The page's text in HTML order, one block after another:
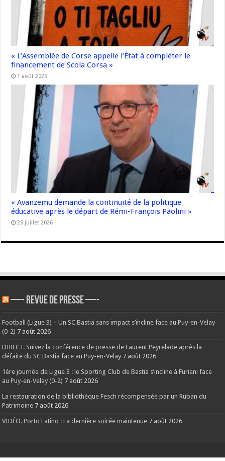
« L’Assemblée de Corse appelle l’État à compléter le
financement de Scola Corsa »
1 août 2026
« Avanzemu demande la continuité de la politique
éducative après le départ de Rémi-François Paolini »
29 juillet 2026
—- REVUE DE PRESSE —-
Football (Ligue 3) – Un SC Bastia sans impact s’incline face au Puy-en-Velay
(0-2) 7 août 2026
DIRECT. Suivez la conférence de presse de Laurent Peyrelade après la
défaite du SC Bastia face au Puy-en-Velay 7 août 2026
1ère journée de Ligue 3 : le Sporting Club de Bastia s’incline à Furiani face
au Puy-en-Velay (0-2) 7 août 2026
La restauration de la bibliothèque Fesch récompensée par un Ruban du
Patrimoine 7 août 2026
VIDÉO. Porto Latino : La dernière soirée maintenue 7 août 2026